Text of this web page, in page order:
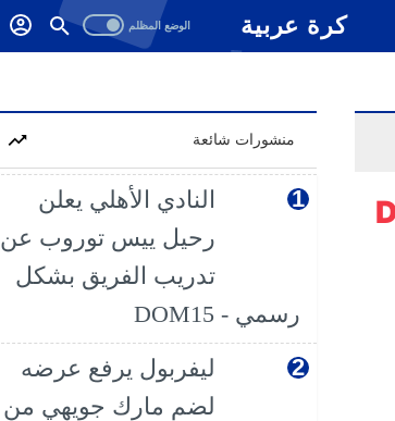
كرة عربية
منشورات شائعة
النادي الأهلي يعلن
رحيل ييس توروب عن
تدريب الفريق بشكل
رسمي - DOM15
ليفربول يرفع عرضه
لضم مارك جويهي من